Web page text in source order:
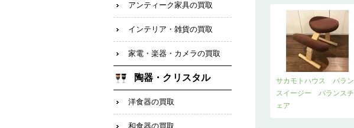
サカモトハウス バラン
スイージー バランスチ
ェア
アンティーク家具の買取
インテリア・雑貨の買取
家電・楽器・カメラの買取
陶器・クリスタル
洋食器の買取
和食器の買取